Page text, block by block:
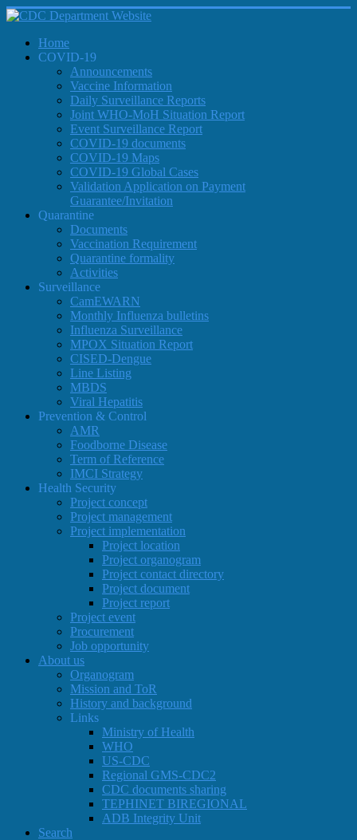
Home
COVID-19
Announcements
Vaccine Information
Daily Surveillance Reports
Joint WHO-MoH Situation Report
Event Surveillance Report
COVID-19 documents
COVID-19 Maps
COVID-19 Global Cases
Validation Application on Payment
Guarantee/Invitation
Quarantine
Documents
Vaccination Requirement
Quarantine formality
Activities
Surveillance
CamEWARN
Monthly Influenza bulletins
Influenza Surveillance
MPOX Situation Report
CISED-Dengue
Line Listing
MBDS
Viral Hepatitis
Prevention & Control
AMR
Foodborne Disease
Term of Reference
IMCI Strategy
Health Security
Project concept
Project management
Project implementation
Project location
Project organogram
Project contact directory
Project document
Project report
Project event
Procurement
Job opportunity
About us
Organogram
Mission and ToR
History and background
Links
Ministry of Health
WHO
US-CDC
Regional GMS-CDC2
CDC documents sharing
TEPHINET BIREGIONAL
ADB Integrity Unit
Search